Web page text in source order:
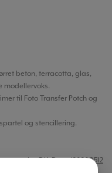
beton, terracotta, glas,
modellervoks.
til Foto Transfer Potch og
og stencillering.